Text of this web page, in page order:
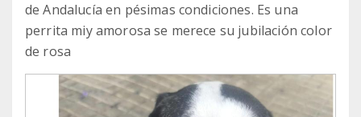
de Andalucía en pésimas condiciones. Es una
perrita miy amorosa se merece su jubilación color
de rosa